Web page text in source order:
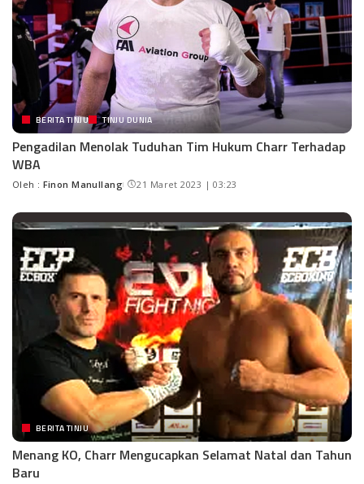
BERITA TINJU TINJU DUNIA
Pengadilan Menolak Tuduhan Tim Hukum Charr Terhadap
WBA
Oleh : Finon Manullang 21 Maret 2023 | 03:23
BERITA TINJU
Menang KO, Charr Mengucapkan Selamat Natal dan Tahun
Baru